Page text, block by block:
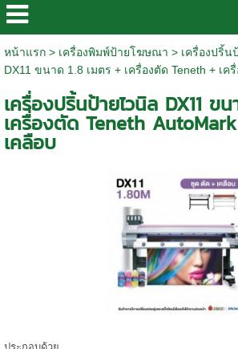
หน้าแรก> เครื่องพิมพ์ป้ายโฆษณา > เครื่องปริ้น
DX11 ขนาด 1.8 เมตร + เครื่องตัด Teneth + เค
เครื่องปริ้นป้ายไวนิล DX11 ข
เครื่องตัด Teneth
เคลือบ